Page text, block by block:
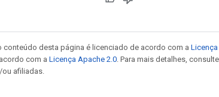
conteúdo desta página é licenciado de acordo com a
com a Licença Apache 2.0 . Para mais detalhes,
afiliadas.